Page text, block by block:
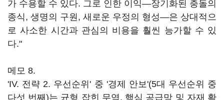
가 수용할 수 있다. 그로 인한 이익—장기화된 충돌의
종식, 생명의 구원, 새로운 우정의 형성—은 상대적으
로 사소한 시간과 관심의 비용을 훨씬 능가할 수 있
다."
메모 8.
'IV. 전략 2. 우선순위' 중 '경제 안보'(5대 우선순위 중
다섯 번째)는 균형 잡힌 무역, 핵심 공급망 및 자재 확